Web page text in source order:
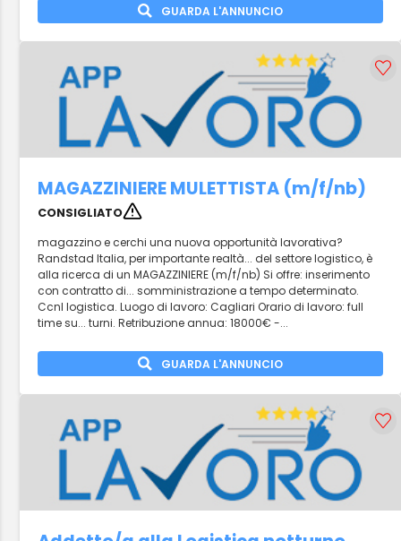
GUARDA L'ANNUNCIO
MAGAZZINIERE MULETTISTA (m/f/nb)
CONSIGLIATO
magazzino e cerchi una nuova opportunità lavorativa?
Randstad Italia, per importante realtà... del settore logistico, è
alla ricerca di un MAGAZZINIERE (m/f/nb) Si offre: inserimento
con contratto di... somministrazione a tempo determinato.
Ccnl logistica. Luogo di lavoro: Cagliari Orario di lavoro: full
time su... turni. Retribuzione annua: 18000€ -...
GUARDA L'ANNUNCIO